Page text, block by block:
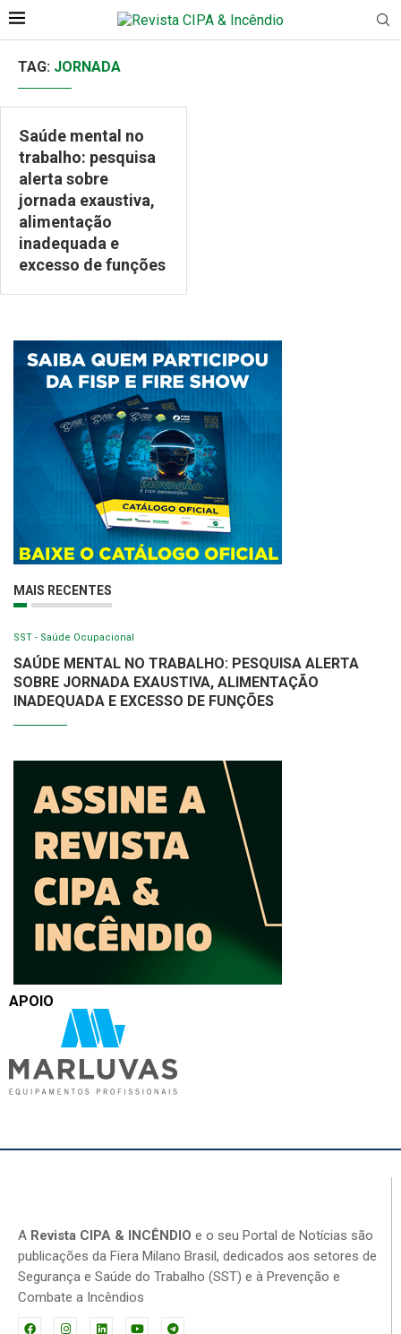
TAG: JORNADA
Saúde mental no
trabalho: pesquisa
alerta sobre
jornada exaustiva,
alimentação
inadequada e
excesso de funções
MAIS RECENTES
SST - Saúde Ocupacional
SAÚDE MENTAL NO TRABALHO: PESQUISA ALERTA
SOBRE JORNADA EXAUSTIVA, ALIMENTAÇÃO
INADEQUADA E EXCESSO DE FUNÇÕES
APOIO
A Revista CIPA & INCÊNDIO e o seu Portal de Notícias são
publicações da Fiera Milano Brasil, dedicados aos setores de
Segurança e Saúde do Trabalho (SST) e à Prevenção e
Combate a Incêndios